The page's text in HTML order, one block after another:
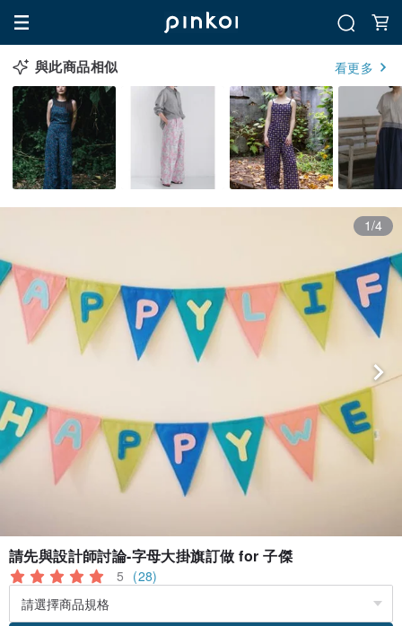
與此商品相似 看更多
1/4
請先與設計師討論-字母大掛旗訂做 for 子傑
5 (28)